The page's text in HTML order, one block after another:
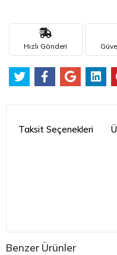
Hızlı Gönderi
Taksit Seçenekleri
Benzer Ürünler